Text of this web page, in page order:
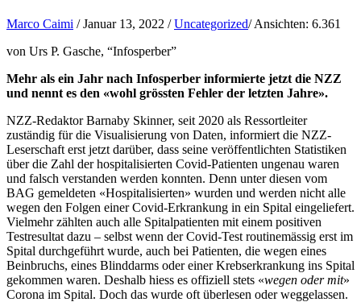
Marco Caimi / Januar 13, 2022 / Uncategorized/ Ansichten: 6.361
von Urs P. Gasche, “Infosperber”
Mehr als ein Jahr nach Infosperber informierte jetzt die NZZ
und nennt es den «wohl grössten Fehler der letzten Jahre».
NZZ-Redaktor Barnaby Skinner, seit 2020 als Ressortleiter
zuständig für die Visualisierung von Daten, informiert die NZZ-
Leserschaft erst jetzt darüber, dass seine veröffentlichten Statistiken
über die Zahl der hospitalisierten Covid-Patienten ungenau waren
und falsch verstanden werden konnten. Denn unter diesen vom
BAG gemeldeten «Hospitalisierten» wurden und werden nicht alle
wegen den Folgen einer Covid-Erkrankung in ein Spital eingeliefert.
Vielmehr zählten auch alle Spitalpatienten mit einem positiven
Testresultat dazu – selbst wenn der Covid-Test routinemässig erst im
Spital durchgeführt wurde, auch bei Patienten, die wegen eines
Beinbruchs, eines Blinddarms oder einer Krebserkrankung ins Spital
gekommen waren. Deshalb hiess es offiziell stets «wegen oder mit»
Corona im Spital. Doch das wurde oft überlesen oder weggelassen.